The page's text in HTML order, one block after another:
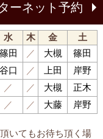
ーネット予約
いてもお待ち頂く場
水 木 金
土
篠田 ／ 大槻
篠田
谷口 ／ 上田
岸野
／ ／ 大槻
正木
／ ／ 大藤 岸野